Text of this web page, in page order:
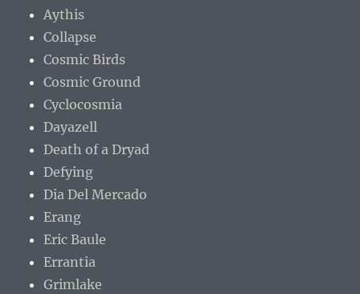
Aythis
Collapse
Cosmic Birds
Cosmic Ground
Cyclocosmia
Dayazell
Death of a Dryad
Defying
Dia Del Mercado
Erang
Eric Baule
Errantia
Grimlake